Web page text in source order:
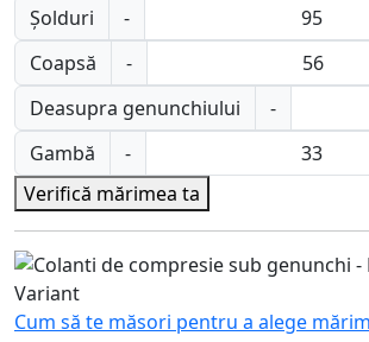
Șolduri
-
Coapsă
-
Deasupra genunchiului
-
Gambă
-
Verifică mărimea ta
Cum să te măsori pentru a alege